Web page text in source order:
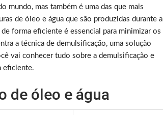
mundo, mas também é uma das que mais
de óleo e água que são produzidas durante a
forma eficiente é essencial para minimizar os
a técnica de demulsificação, uma solução
vai conhecer tudo sobre a demulsificação e
eficiente.
de óleo e água